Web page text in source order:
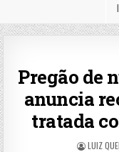
Pregão de
anuncia
tratada
LUIZ